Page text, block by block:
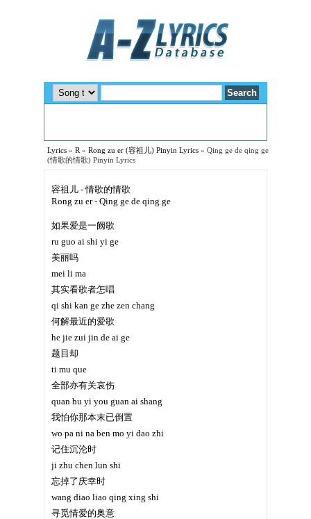
Lyrics » R » Rong zu er (容祖儿) Pinyin Lyrics » Qing ge de qing ge
(情歌的情歌) Pinyin Lyrics
容祖儿 - 情歌的情歌
Rong zu er - Qing ge de qing ge
如果爱是一阙歌
ru guo ai shi yi ge
美丽吗
mei li ma
其实看歌者怎唱
qi shi kan ge zhe zen chang
何解最近的爱歌
he jie zui jin de ai ge
题目却
ti mu que
全部亦有关哀伤
quan bu yi you guan ai shang
我怕你那本末已倒置
wo pa ni na ben mo yi dao zhi
记住沉沦时
ji zhu chen lun shi
忘掉了庆幸时
wang diao liao qing xing shi
寻觅情爱的奥意